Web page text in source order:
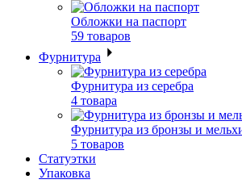
Обложки на паспорт
59 товаров
Фурнитура
Фурнитура из серебра
4 товара
Фурнитура из бронзы и
5 товаров
Статуэтки
Упаковка